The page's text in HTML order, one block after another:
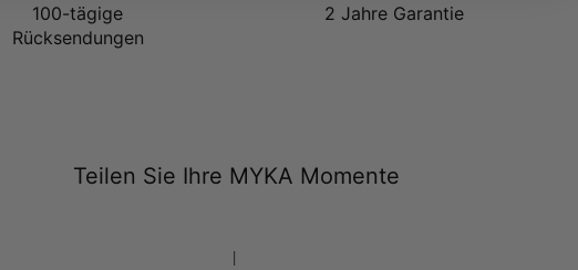
100-tägige
Rücksendungen
2 Jahre Garantie
Teilen Sie Ihre MYKA Momente